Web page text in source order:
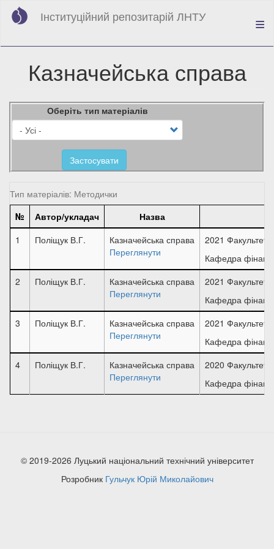
Перейти
вмісту
Інституційний репозитарій ЛНТУ
Казначейська справа
Оберіть тип матеріалів
Застосувати
Тип матеріалів: Методички
№
Автор/укладач
Назва
1
Поліщук В.Г.
Казначейська справа
Переглянути
2021 Факультет
Кафедра
2
Поліщук В.Г.
Казначейська справа
Переглянути
2021 Факультет
Кафедра
3
Поліщук В.Г.
Казначейська справа
Переглянути
2021 Факультет
Кафедра
4
Поліщук В.Г.
Казначейська справа
Переглянути
2020 Факультет
Кафедра
© 2019-2026 Луцький національний технічний університет
Розробник Гульчук Юрій Миколайович